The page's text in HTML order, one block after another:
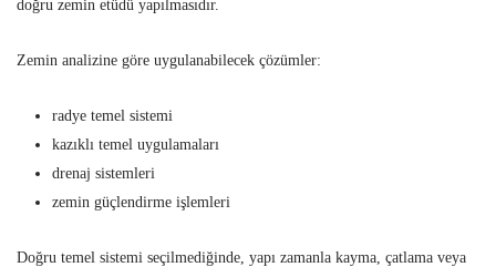
doğru zemin etüdü yapılmasıdır.
Zemin analizine göre uygulanabilecek çözümler:
radye temel sistemi
kazıklı temel uygulamaları
drenaj sistemleri
zemin güçlendirme işlemleri
Doğru temel sistemi seçilmediğinde, yapı zamanla kayma, çatlama veya